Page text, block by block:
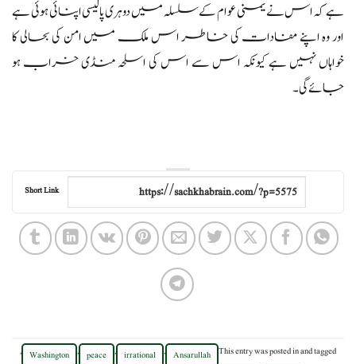
ہے کہ اس نے یمنی عوام کے سلسلہ میں دوہری پالیسی اپنائی ہوئی ہے
اور وہ اپنے مفادات کی خاطر اس ملک میں امن کی بحالی کا
خواہاں نہیں ہے کیونکہ اس سے اس کی اسلحہ منڈی خراب ہو
جائے گی۔
Short Link
This entry was posted inand tagged
Ansarullah
,
irrational
,
peace
,
Washington
,